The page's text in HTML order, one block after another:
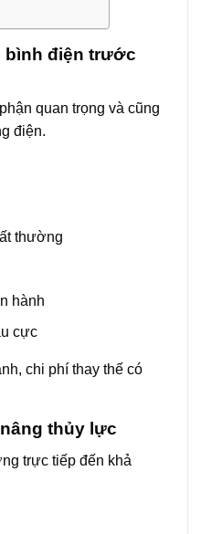
bình điện trước
quan trọng và cũng
điện.
thường
hành
cực
chi phí thay thế có
thủy lực
trực tiếp đến khả